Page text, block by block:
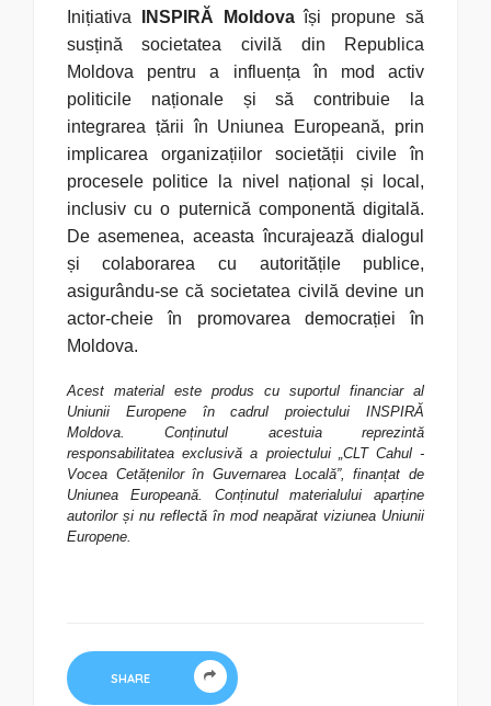
Inițiativa INSPIRĂ Moldovaîși propune să
susțină societatea civilă din Republica
Moldova pentru a influența în mod activ
politicile naționale și să contribuie la
integrarea țării în Uniunea Europeană, prin
implicarea organizațiilor societății civile în
procesele politice la nivel național și local,
inclusiv cu o puternică componentă digitală.
De asemenea, aceasta încurajează dialogul
și colaborarea cu autoritățile publice,
asigurându-se că societatea civilă devine un
actor-cheie în promovarea democrației în
Moldova.
Acest material este produs cu suportul financiar al
Uniunii Europene în cadrul proiectului INSPIRĂ
Moldova. Conținutul acestuia reprezintă
responsabilitatea exclusivă a proiectului „CLT Cahul -
Vocea Cetățenilor în Guvernarea Locală”, finanțat de
Uniunea Europeană. Conținutul materialului aparține
autorilor și nu reflectă în mod neapărat viziunea Uniunii
Europene.
SHARE